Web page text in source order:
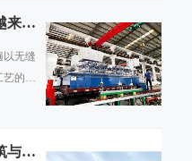
来越
以无缝
艺的持
与交